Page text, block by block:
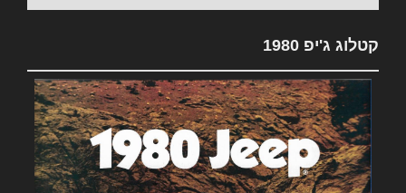
קטלוג ג'יפ 1980